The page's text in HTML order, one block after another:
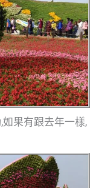
如果有跟去年一樣,